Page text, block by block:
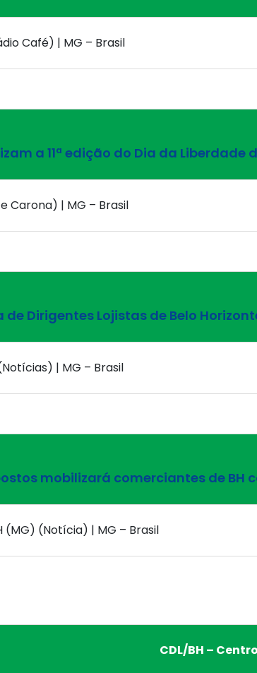
Café) | MG – Brasil
a 11ª edição do Dia da Liberdade
Carona) | MG – Brasil
Dirigentes Lojistas de Belo
| MG – Brasil
mobilizará comerciantes de
(MG) (Notícia) | MG – Brasil
CDL/BH –